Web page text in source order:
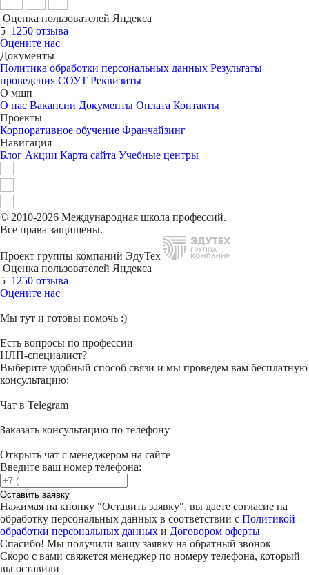
Оценка пользователей Яндекса
5 1250 отзыва
Оцените нас
Документы
Политика обработки персональных данных Результаты
проведения СОУТ Реквизиты
О мшп
О нас Вакансии Документы Оплата Контакты
Проекты
Корпоративное обучение Франчайзинг
Навигация
Блог Акции Карта сайта Учебные центры
© 2010-2026 Международная школа профессий.
Все права защищены.
Проект группы компаний ЭдуТех
Оценка пользователей Яндекса
5 1250 отзыва
Оцените нас
Мы тут и готовы помочь :)
Есть вопросы по профессии
НЛП-специалист?
Выберите удобный способ связи и мы проведем вам бесплатную
консультацию:
Чат в Telegram
Заказать консультацию по телефону
Открыть чат с менеджером на сайте
Введите ваш номер телефона:
Оставить заявку
Нажимая на кнопку "Оставить заявку", вы даете согласие на
обработку персональных данных в соответствии с Политикой
обработки персональных данных и Договором оферты
Спасибо! Мы получили вашу заявку на обратный звонок
Скоро с вами свяжется менеджер по номеру телефона, который
вы оставили